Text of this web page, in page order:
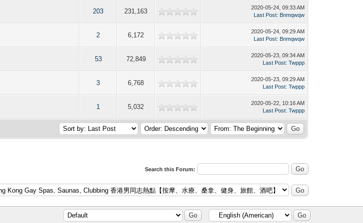
203 231,163
2020-05-24, 09:33 AM
Last Post: Bnmqwqw
2 6,172
2020-05-24, 09:29 AM
Last Post: Bnmqwqw
53 72,849
2020-05-23, 09:34 AM
Last Post:Twppp
3 6,768
2020-05-23, 09:29 AM
Last Post:Twppp
1 5,032
2020-05-22, 10:16 AM
Last Post:Twppp
Search this Forum: